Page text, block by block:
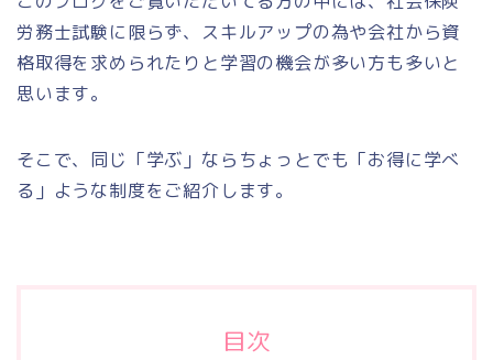
労務士試験に限らず、スキルアップの為や会社から資
格取得を求められたりと学習の機会が多い方も多いと
思います。
そこで、同じ「学ぶ」ならちょっとでも「お得に学べ
る」ような制度をご紹介します。
目次